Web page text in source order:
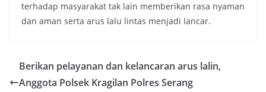
terhadap masyarakat tak lain memberikan rasa nyaman
dan aman serta arus lalu lintas menjadi lancar.
Berikan pelayanan dan kelancaran arus lalin,
Anggota Polsek Kragilan Polres Serang